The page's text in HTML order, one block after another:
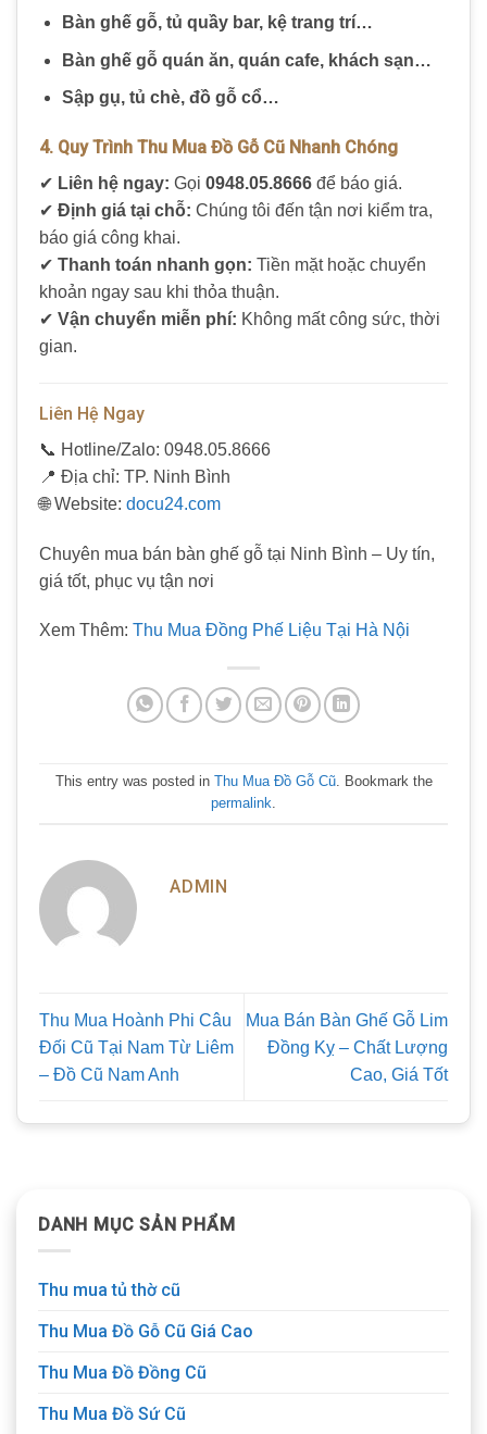
DANH MỤC SẢN PHẨM
Thu mua tủ thờ cũ
Thu Mua Đồ Gỗ Cũ Giá Cao
Thu Mua Đồ Đồng Cũ
Thu Mua Đồ Sứ Cũ
Bàn ghế gỗ, tủ quầy bar, kệ trang trí…
Bàn ghế gỗ quán ăn, quán cafe, khách sạn…
Sập gụ, tủ chè, đồ gỗ cổ…
4. Quy Trình Thu Mua Đồ Gỗ Cũ Nhanh Chóng
✔ Liên hệ ngay: Gọi 0948.05.8666 để báo giá.
✔ Định giá tại chỗ: Chúng tôi đến tận nơi kiểm tra,
báo giá công khai.
✔ Thanh toán nhanh gọn: Tiền mặt hoặc chuyển
khoản ngay sau khi thỏa thuận.
✔ Vận chuyển miễn phí: Không mất công sức, thời
gian.
Liên Hệ Ngay
📞 Hotline/Zalo: 0948.05.8666
📍 Địa chỉ: TP. Ninh Bình
🌐 Website: docu24.com
Chuyên mua bán bàn ghế gỗ tại Ninh Bình – Uy tín,
giá tốt, phục vụ tận nơi
Xem Thêm: Thu Mua Đồng Phế Liệu Tại Hà Nội
This entry was posted in Thu Mua Đồ Gỗ Cũ. Bookmark the
permalink.
ADMIN
Thu Mua Hoành Phi Câu
Đối Cũ Tại Nam Từ Liêm
– Đồ Cũ Nam Anh
Mua Bán Bàn Ghế Gỗ Lim
Đồng Kỵ – Chất Lượng
Cao, Giá Tốt